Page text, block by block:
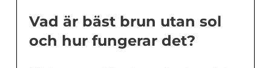
Vad är bäst brun utan sol
och hur fungerar det?